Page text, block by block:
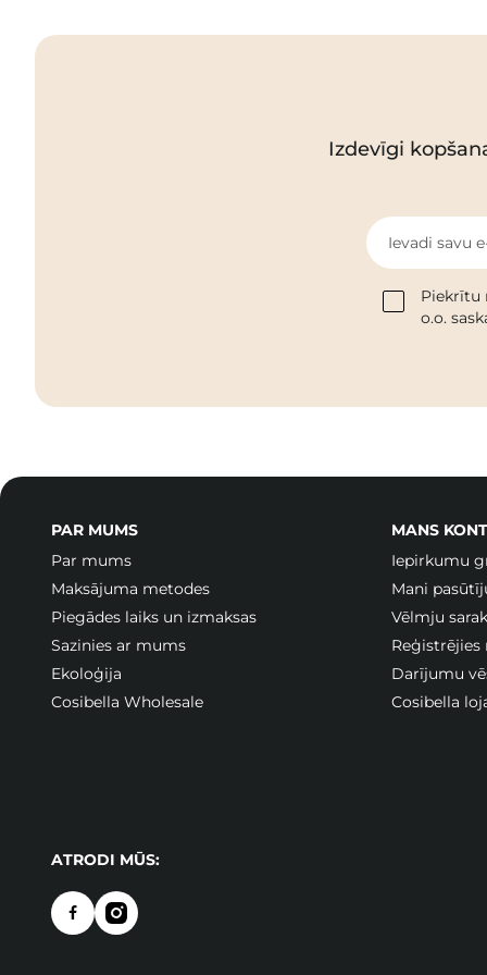
Izdevīgi
Ievadi savu
Piekrītu
o.o.
PAR MUMS
Par mums
Maksājuma metodes
Piegādes laiks un izmaksas
Sazinies ar mums
Ekoloģija
Cosibella Wholesale
MANS
Iepirkumu
Mani
Vēlmju
Reģistrējies
Darījumu
Cosibella
ATRODI MŪS: